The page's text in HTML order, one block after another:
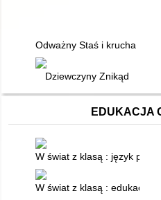
Odważny Staś i krucha Nel
Dziewczyny Znikąd
EDUKACJA
W świat z klasą : język
W świat z klasą : edukacja